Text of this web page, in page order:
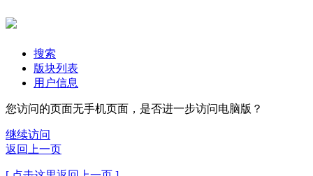
搜索
版块列表
用户信息
您访问的页面无手机页面，是否进一步访问电脑版？
继续访问
返回上一页